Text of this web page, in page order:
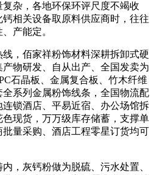
杂，各地环保环评尺度不竭收
相关设备取原料供应商时，往往
产能定。
，佰家祥粉饰材料深耕拆卸式硬
物研发、自从出产、全国发卖为
石晶板、金属复合板、竹木纤维
系列金属粉饰线条，全国物流配
锁酒店、平易近宿、办公场馆拆
现货，万万级库存储蓄，支撑单
量采购、酒店工程零星订货均可
灰钙粉做为脱硫、污水处置、